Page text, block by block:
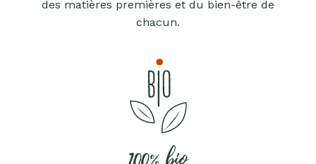
des matières premières et du bien-être de
chacun.